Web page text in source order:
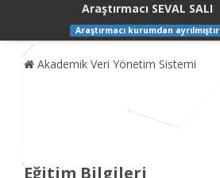
Araştırmacı SEVAL SALI
Araştırmacı kurumdan ayrılmıştır
Akademik Veri Yönetim Sistemi
Eğitim Bilgileri